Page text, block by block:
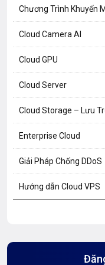
Chương Trình Khuyến
Cloud Camera AI
Cloud GPU
Cloud Server
Cloud Storage – Lưu
Enterprise Cloud
Giải Pháp Chống DDoS
Hướng dẫn Cloud VPS
Hướng dẫn Tên miền